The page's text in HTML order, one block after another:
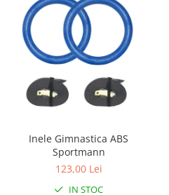
Masinute si motociclete electrice
Marsupii
Premergatoare
Skateboard
Scaune de biciclete copii
Baie
Lenjerie mamici
Inele Gimnastica ABS
Sportmann
123,00 Lei
IN STOC